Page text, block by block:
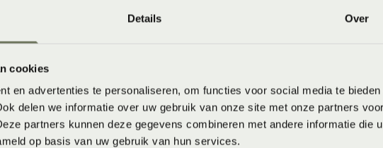
Details Over
cookies
en advertenties te personaliseren, om functies voor social media te bieden
delen we informatie over uw gebruik van onze site met onze partners
partners kunnen deze gegevens combineren met andere informatie die
op basis van uw gebruik van hun services.
in de winkel. Wil je het product in de winkel